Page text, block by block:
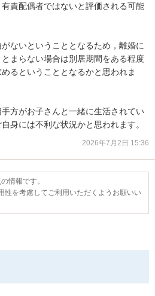
責配偶者ではないと評価される可能
ないということとなるため，離婚に
まらない場合は別居期間をある程度
るということとなるかと思われま
方がお子さんと一緒に生活されてい
身には不利な状況かと思われます。
2026年7月2日 15:36
情報です。
性を考慮してご利用いただくようお願いい